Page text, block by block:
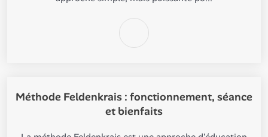
Méthode Feldenkrais : fonctionnement, séance
et bienfaits